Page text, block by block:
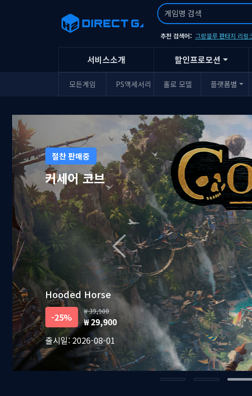
추천 검색어: 그랑블루 판타지 리링
서비스소개 할인프로모션
모든게임 PS액세서리 홀로 모델 플랫폼별
절찬 판매중
윤회의 짐승
Fictions
-7%
75,800
70,800
출시일: 2026-08-04
2026-08-06 [마블 투혼:
2026-08-05 [킬 더 쉐도
2026-08-07 8월 1주 다이
2026-08-06 [드래곤즈 도
2026-08-06 일부 금융기
2026-08-06 [마블 투혼: